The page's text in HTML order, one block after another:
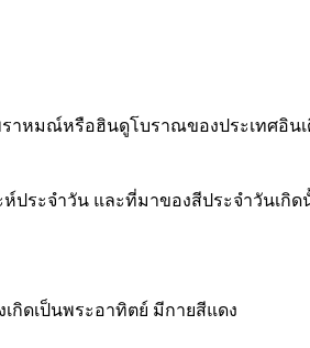
าหมณ์หรือฮินดูโบราณของประเทศอินเ
ห์ประจำวัน และที่มาของสีประจำวันเกิ
กิดเป็นพระอาทิตย์ มีกายสีแดง